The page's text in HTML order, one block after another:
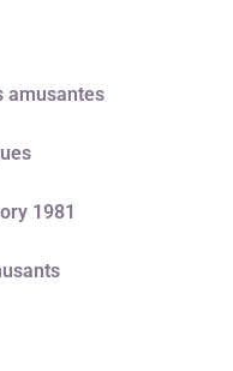
amusantes
1981